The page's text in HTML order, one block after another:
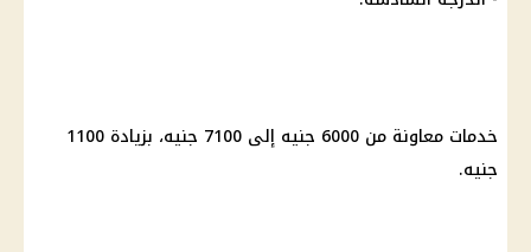
خدمات معاونة من 6000 جنيه إلى 7100 جنيه، بزيادة 1100
جنيه.